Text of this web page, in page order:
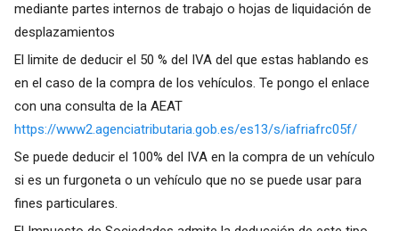
mediante partes internos de trabajo o hojas de liquidación de
desplazamientos
El limite de deducir el 50 % del IVA del que estas hablando es
en el caso de la compra de los vehículos. Te pongo el enlace
con una consulta de la AEAT
https://www2.agenciatributaria.gob.es/es13/s/iafriafrc05f/
Se puede deducir el 100% del IVA en la compra de un vehículo
si es un furgoneta o un vehículo que no se puede usar para
fines particulares.